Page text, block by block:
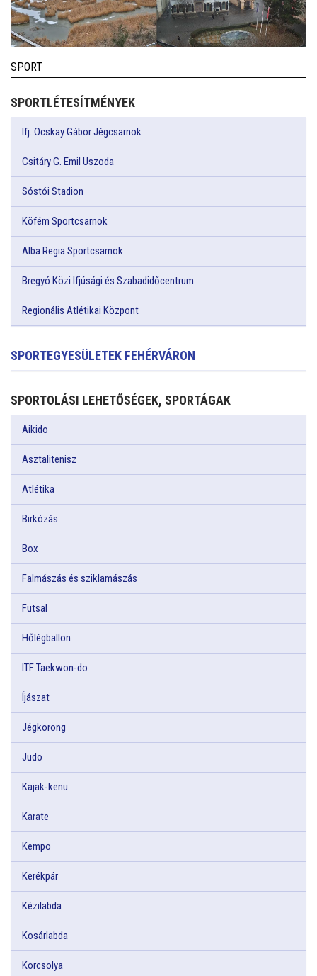
SPORT
SPORTLÉTESÍTMÉNYEK
Ifj. Ocskay Gábor Jégcsarnok
Csitáry G. Emil Uszoda
Sóstói Stadion
Köfém Sportcsarnok
Alba Regia Sportcsarnok
Bregyó Közi Ifjúsági és Szabadidőcentrum
Regionális Atlétikai Központ
SPORTEGYESÜLETEK FEHÉRVÁRON
SPORTOLÁSI LEHETŐSÉGEK, SPORTÁGAK
Aikido
Asztalitenisz
Atlétika
Birkózás
Box
Falmászás és sziklamászás
Futsal
Hőlégballon
ITF Taekwon-do
Íjászat
Jégkorong
Judo
Kajak-kenu
Karate
Kempo
Kerékpár
Kézilabda
Kosárlabda
Korcsolya